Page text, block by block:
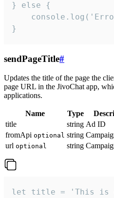
} else {
}
sendPageTitle#
Updates the title of the page the
page URL in the JivoChat app,
applications.
Name Type
title
string Ad ID
fromApi optional string
url optional string
let title = 'This is